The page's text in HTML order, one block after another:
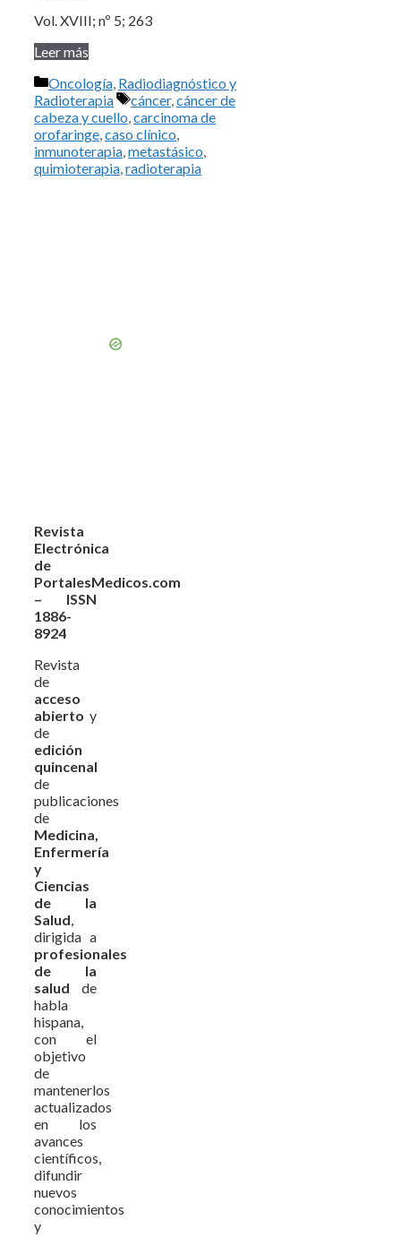
Vol. XVIII; nº 5; 263
Leer más
Categorías
Oncología, Radiodiagnóstico y
Radioterapia
Etiquetas
cáncer,cáncer de
cabeza y cuello,carcinoma de
orofaringe,caso clínico,
inmunoterapia,metastásico,
quimioterapia,radioterapia
Revista
Electrónica
de
PortalesMedicos.com
– ISSN
1886-
8924
Revista
de
acceso
abierto y
de
edición
quincenal
de
publicaciones
de
Medicina,
Enfermería
y
Ciencias
de la
Salud,
dirigida a
profesionales
de la
salud de
habla
hispana,
con el
objetivo
de
mantenerlos
actualizados
en los
avances
científicos,
difundir
nuevos
conocimientos
y